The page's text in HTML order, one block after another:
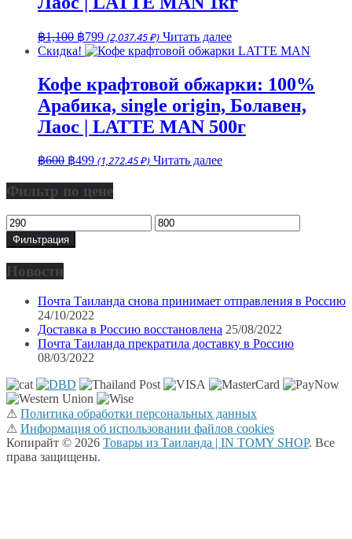
฿1,100 Первоначальная
цена
฿799Текущая
цена:
(2,037.45 ₽) Читать далее
Скидка!
Кофе крафтовой обжарки: 100%
Арабика, single origin, Болавен,
Лаос | LATTE MAN 500г
฿600 Первоначальная
составляла
฿600.
฿499Текущая
฿499.
(1,272.45 ₽) Читать далее
Фильтр по цене
Минимальная
цена
Максимальная
цена
Фильтрация
Новости
Почта Таиланда снова принимает отправления в Россию
24/10/2022
Доставка в Россию восстановлена 25/08/2022
Почта Таиланда прекратила доставку в Россию
08/03/2022
⚠ Политика обработки персональных данных
⚠ Информация об использовании файлов cookies
Копирайт © 2026 Товары из Таиланда | IN TOMY SHOP. Все
права защищены.